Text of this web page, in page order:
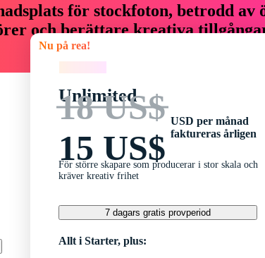
för stockfoton, betrodd
och berättare kreativa
Nu på rea!
Unlimited
18 US$
15 US$
USD per månad
faktureras årligen
För större skapare som producerar i stor skala och
kräver kreativ frihet
7 dagars gratis provperiod
Allt i Starter, plus: